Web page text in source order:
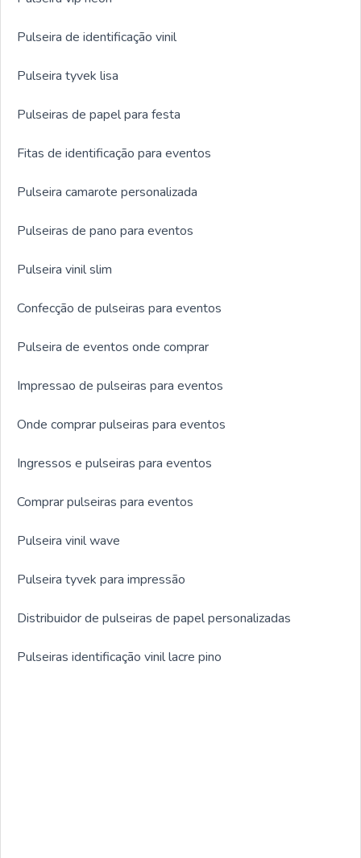
Pulseira de identificação vinil
Pulseira tyvek lisa
Pulseiras de papel para festa
Fitas de identificação para eventos
Pulseira camarote personalizada
Pulseiras de pano para eventos
Pulseira vinil slim
Confecção de pulseiras para eventos
Pulseira de eventos onde comprar
Impressao de pulseiras para eventos
Onde comprar pulseiras para eventos
Ingressos e pulseiras para eventos
Comprar pulseiras para eventos
Pulseira vinil wave
Pulseira tyvek para impressão
Distribuidor de pulseiras de papel personalizadas
Pulseiras identificação vinil lacre pino